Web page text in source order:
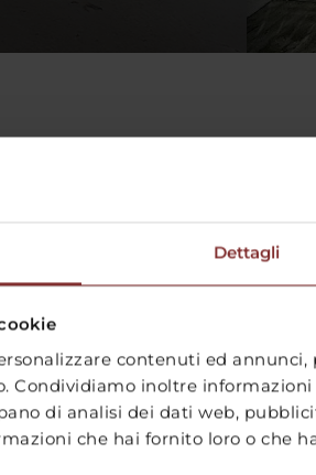
Dettagli
contenuti ed
Condividiamo inoltre
di analisi dei dati web,
che hai fornito loro o che